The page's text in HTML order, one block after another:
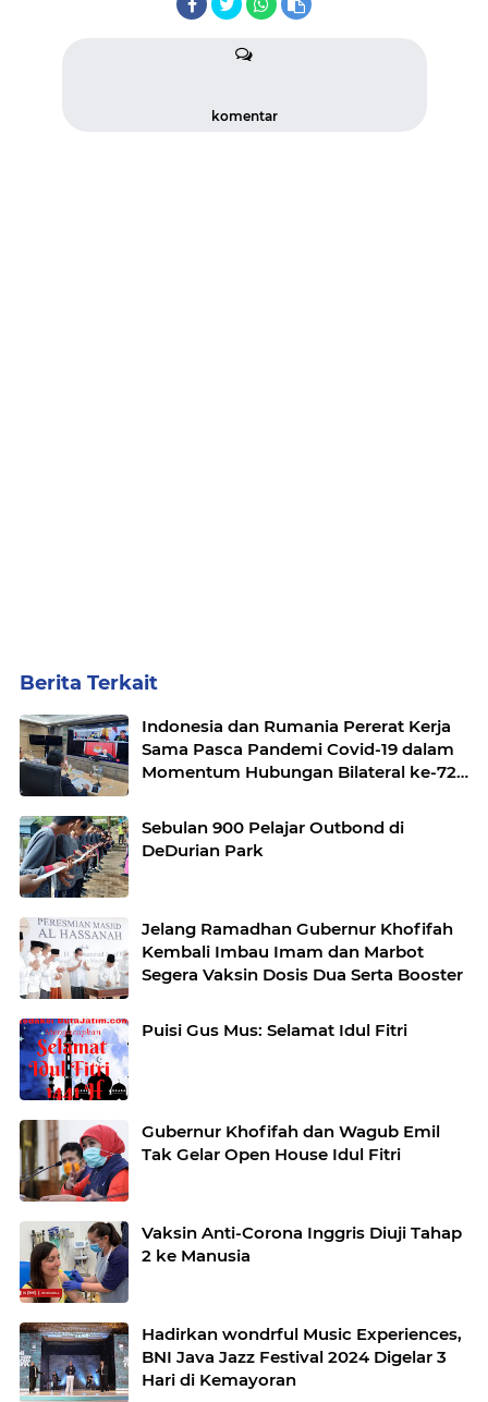
komentar
Berita Terkait
Indonesia dan Rumania Pererat Kerja
Sama Pasca Pandemi Covid-19 dalam
Momentum Hubungan Bilateral ke-72
Sebulan 900 Pelajar Outbond di
DeDurian Park
Jelang Ramadhan Gubernur Khofifah
Kembali Imbau Imam dan Marbot
Segera Vaksin Dosis Dua Serta Booster
Puisi Gus Mus: Selamat Idul Fitri
Gubernur Khofifah dan Wagub Emil
Tak Gelar Open House Idul Fitri
Vaksin Anti-Corona Inggris Diuji Tahap
2 ke Manusia
Hadirkan wondrful Music Experiences,
BNI Java Jazz Festival 2024 Digelar 3
Hari di Kemayoran